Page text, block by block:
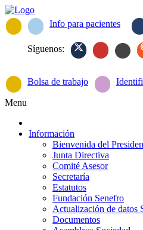
Info para pacientes
Síguenos:
Bolsa de trabajo
Menu
Información
Bienvenida del
Junta Directiva
Comité Asesor
Secretaría
Estatutos
Fundación Senefro
Actualización de datos
Documentos